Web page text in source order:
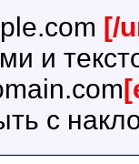
[/
и
с